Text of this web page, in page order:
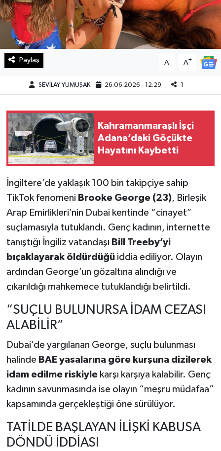
Paylaş A- A+
SEVİLAY YUMUŞAK 26.06.2026 - 12:29 1
Kahramanmaraşlı İşçi
Adana’daki Göçükte
Hayatını Kaybetti
İngiltere’de yaklaşık 100 bin takipçiye sahip
TikTok fenomeni Brooke George (23), Birleşik
Arap Emirlikleri’nin Dubai kentinde “cinayet”
suçlamasıyla tutuklandı. Genç kadının, internette
tanıştığı İngiliz vatandaşı Bill Treeby’yi
bıçaklayarak öldürdüğüiddia ediliyor. Olayın
ardından George’un gözaltına alındığı ve
çıkarıldığı mahkemece tutuklandığı belirtildi.
“SUÇLU BULUNURSA İDAM CEZASI
ALABİLİR”
Dubai’de yargılanan George, suçlu bulunması
halinde BAE yasalarına göre kurşuna dizilerek
idam edilme riskiylekarşı karşıya kalabilir. Genç
kadının savunmasında ise olayın “meşru müdafaa”
kapsamında gerçekleştiği öne sürülüyor.
TATİLDE BAŞLAYAN İLİŞKİ KABUSA
DÖNDÜ İDDİASI
Manşetler
Resmi İlan
Sağlık
Spor
SürManşet
Teknoloji
Yaşam
KAHRAMANMARAŞ